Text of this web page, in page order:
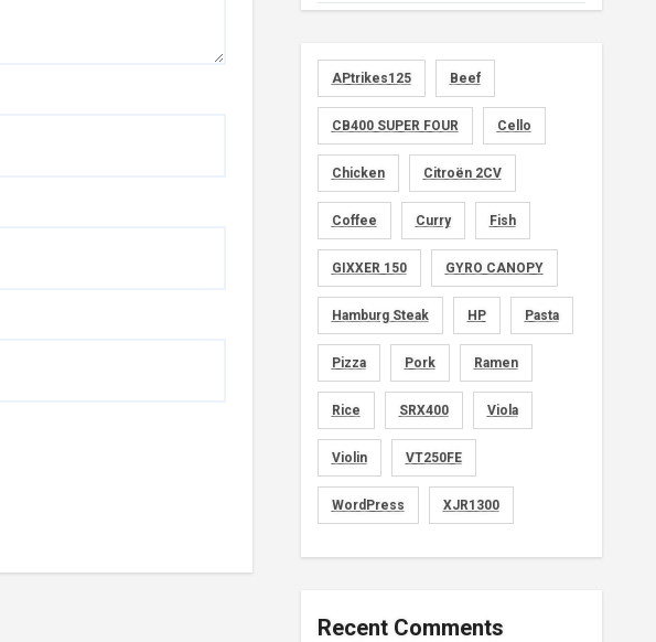
foods(155)
graphics(134)
memo (30)
motorcycle(149)
movies(1)
music(51)
plants(43)
rebuilding(6)
strings(179)
wordpress(8)
APtrikes125 Beef
CB400 SUPER FOUR Cello
Chicken Citroën 2CV
Coffee Curry Fish
GIXXER 150 GYRO CANOPY
Hamburg Steak HP Pasta
Pizza Pork Ramen
Rice SRX400 Viola
Violin VT250FE
WordPress XJR1300
Recent Comments